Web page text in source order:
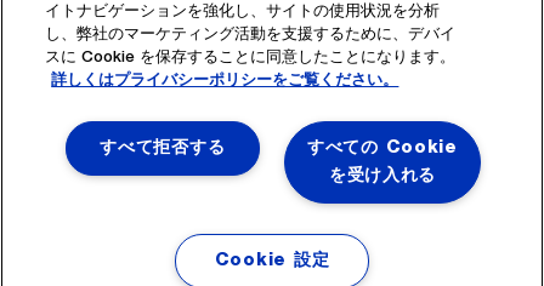
Tel. :
+41 22 706 11 11
Fax : +41 22 794 94 78
フォローする
イトナビゲーションを強化し、サイトの使用状況を分析
し、弊社のマーケティング活動を支援するために、デバイ
スに Cookie を保存することに同意したことになります。
詳しくはプライバシーポリシーをご覧ください。
すべての Cookie
を受け入れる
すべて拒否する
Cookie 設定